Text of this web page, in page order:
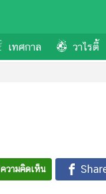
เทศกาล วาไรตี้
ความคิดเห็น